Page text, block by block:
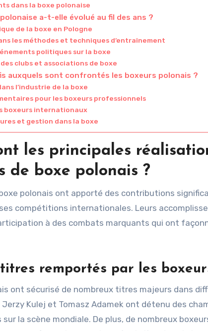
dans la boxe polonaise
a-t-elle évolué au fil des ans ?
de la boxe en Pologne
les méthodes et techniques d’entraînement
politiques sur la boxe
clubs et associations de boxe
auxquels sont confrontés les boxeurs polonais ?
l’industrie de la boxe
pour les boxeurs professionnels
boxeurs internationaux
et gestion dans la boxe
les principales
de boxe polonais ?
polonais ont apporté des contributions
compétitions internationales. Leurs
à des combats marquants qui ont
remportés par les
ont sécurisé de nombreux titres majeurs dans
Jerzy Kulej et Tomasz Adamek ont détenu des
la scène mondiale. De plus, de nombreux